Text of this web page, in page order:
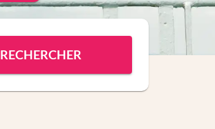
RECHERCHER